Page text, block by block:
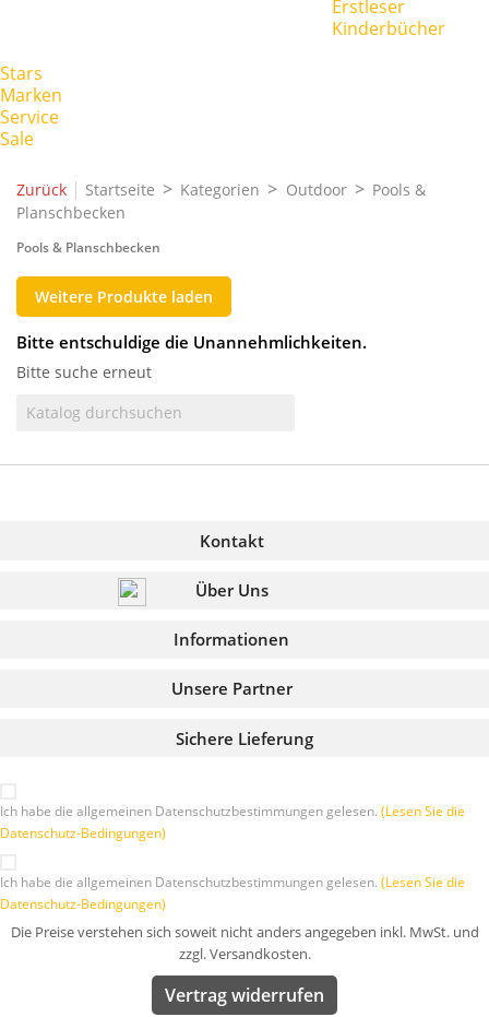
Erstleser
Kinderbücher
Stars
Marken
Service
Sale
Zurück | Startseite Kategorien Outdoor
Pools &
Planschbecken
Pools & Planschbecken
Weitere Produkte laden
Bitte entschuldige die Unannehmlichkeiten.
Bitte suche erneut
Kontakt
Über Uns
Informationen
Sichere Lieferung
Unsere Partner
Ich habe die allgemeinen Datenschutzbestimmungen gelesen. (Lesen Sie die
Datenschutz-Bedingungen)
Ich habe die allgemeinen Datenschutzbestimmungen gelesen. (Lesen Sie die
Datenschutz-Bedingungen)
Die Preise verstehen sich soweit nicht anders angegeben inkl. MwSt. und
zzgl. Versandkosten.
Vertrag widerrufen